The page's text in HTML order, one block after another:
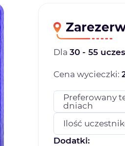
Dla 30 - 55
Cena wycieczki:
Preferowany
dniach
Ilość
Dodatki: